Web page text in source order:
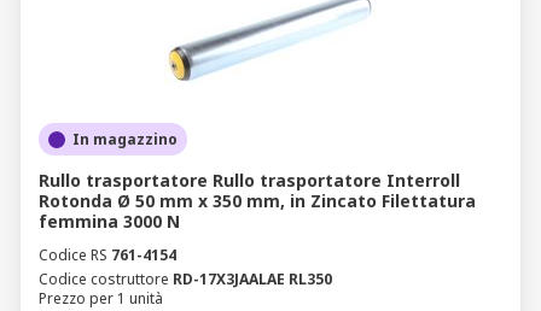
In magazzino
Rullo trasportatore Rullo trasportatore Interroll
Rotonda Ø 50 mm x 350 mm, in Zincato Filettatura
femmina 3000 N
Codice RS 761-4154
Codice costruttore RD-17X3JAALAE RL350
Prezzo per 1 unità